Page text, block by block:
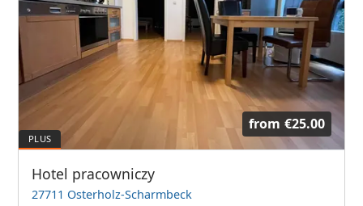
from €25.00
Hotel pracowniczy
27711 Osterholz-Scharmbeck